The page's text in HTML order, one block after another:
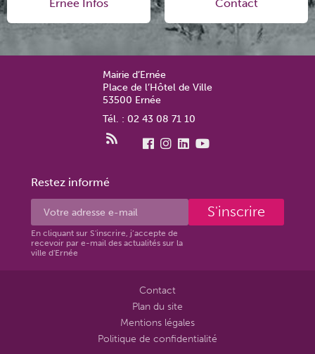
Ernée Infos Contact
Mairie d’Ernée
Place de l’Hôtel de Ville
53500 Ernée
Tél. : 02 43 08 71 10
Restez informé
En cliquant sur S'inscrire, j’accepte de
recevoir par e-mail des actualités sur la
ville d'Ernée
S'inscrire
Contact
Plan du site
Mentions légales
Politique de confidentialité